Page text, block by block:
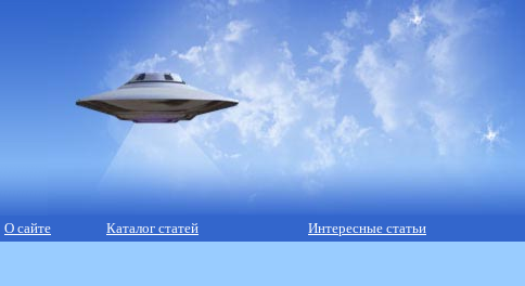
О сайте Каталог статей Интересные статьи